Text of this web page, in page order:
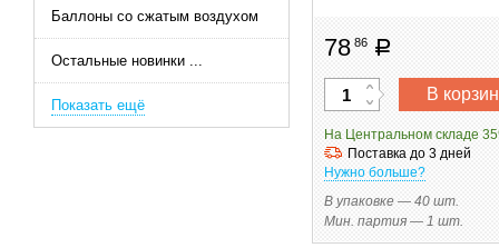
78 86 руб
В
На Центральном складе
Поставка до 3 дней
Нужно больше?
В упаковке — 40 шт.
Мин. партия — 1 шт.
Баллоны со сжатым воздухом
Остальные новинки ...
Показать ещё